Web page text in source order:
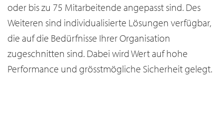
oder bis zu 75 Mitarbeitende angepasst sind. Des
Weiteren sind individualisierte Lösungen verfügbar,
die auf die Bedürfnisse Ihrer Organisation
zugeschnitten sind. Dabei wird Wert auf hohe
Performance und grösstmögliche Sicherheit gelegt.